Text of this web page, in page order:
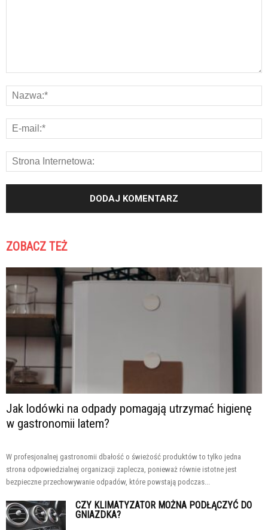
ZOBACZ TEŻ
Jak lodówki na odpady pomagają utrzymać higienę
w gastronomii latem?
W profesjonalnej gastronomii dbałość o świeżość produktów to tylko jedna
strona odpowiedzialnej organizacji zaplecza, ponieważ równie istotne jest
bezpieczne przechowywanie odpadów, które powstają podczas...
CZY KLIMATYZATOR MOŻNA PODŁĄCZYĆ DO
GNIAZDKA?